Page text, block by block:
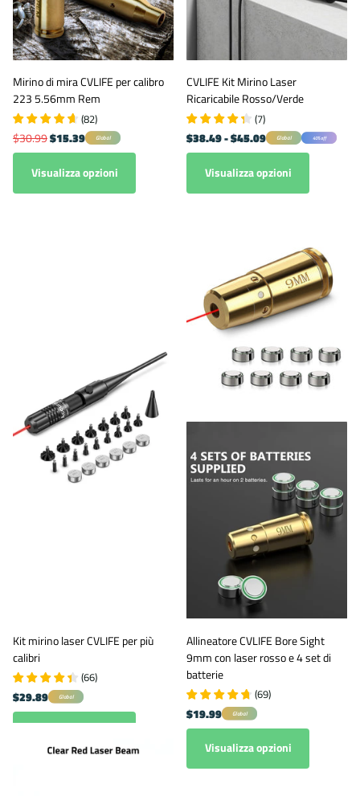
Mirino di mira CVLIFE per calibro
223 5.56mm Rem
(82)
$30.99$15.39 Global
Visualizza opzioni
CVLIFE Kit Mirino Laser
Ricaricabile Rosso/Verde
(7)
$38.49- $45.09 Global 40% off
Visualizza opzioni
Kit mirino laser CVLIFE per più
calibri
(66)
$29.89 Global
Allineatore CVLIFE Bore Sight
9mm con laser rosso e 4 set di
batterie
(69)
$19.99 Global
Visualizza opzioni